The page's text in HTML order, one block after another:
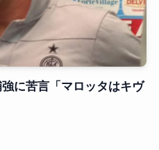
に苦言「マロッタはキヴ